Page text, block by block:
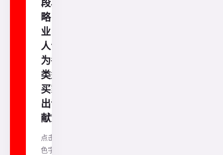
略：
业内
人士
为各
类型
买家
出谋
献策
点击蓝
色字免